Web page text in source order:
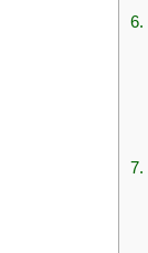
6.
7.